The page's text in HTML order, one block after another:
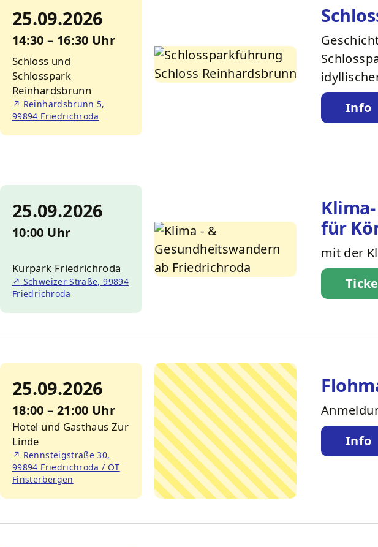
25.09.2026
14:30 – 16:30 Uhr
Schloss und
Schlosspark
Reinhardsbrunn
↗ Reinhardsbrunn 5,
99894 Friedrichroda
Info
25.09.2026
10:00 Uhr
Kurpark Friedrichroda
↗ Schweizer Straße, 99894
Friedrichroda
für
mit der
25.09.2026
18:00 – 21:00 Uhr
Hotel und Gasthaus Zur
Linde
↗ Rennsteigstraße 30,
99894 Friedrichroda / OT
Finsterbergen
Info